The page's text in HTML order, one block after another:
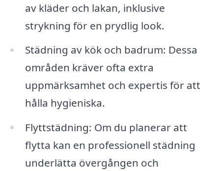
av kläder och lakan, inklusive
strykning för en prydlig look.
Städning av kök och badrum: Dessa
områden kräver ofta extra
uppmärksamhet och expertis för att
hålla hygieniska.
Flyttstädning: Om du planerar att
flytta kan en professionell städning
underlätta övergången och